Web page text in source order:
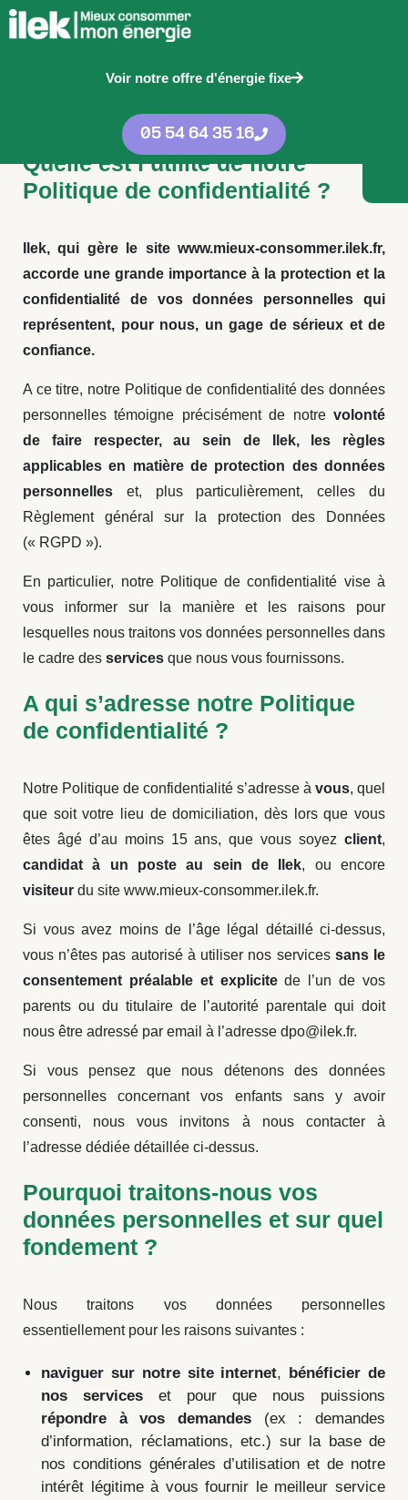
Voir notre offre d'énergie fixe
05 54 64 35 16
confidentialité
Quelle est l’utilité de notre
Politique de confidentialité ?
Ilek, qui gère le site www.mieux-consommer.ilek.fr,
accorde une grande importance à la protection et la
confidentialité de vos données personnelles qui
représentent, pour nous, un gage de sérieux et de
confiance.
A ce titre, notre Politique de confidentialité des données
personnelles témoigne précisément de notre volonté
de faire respecter, au sein de Ilek, les règles
applicables en matière de protection des données
personnelles et, plus particulièrement, celles du
Règlement général sur la protection des Données
(« RGPD »).
En particulier, notre Politique de confidentialité vise à
vous informer sur la manière et les raisons pour
lesquelles nous traitons vos données personnelles dans
le cadre des services que nous vous fournissons.
A qui s’adresse notre Politique
de confidentialité ?
Notre Politique de confidentialité s’adresse à vous, quel
que soit votre lieu de domiciliation, dès lors que vous
êtes âgé d’au moins 15 ans, que vous soyez client,
candidat à un poste au sein de Ilek, ou encore
visiteur du site www.mieux-consommer.ilek.fr.
Si vous avez moins de l’âge légal détaillé ci-dessus,
vous n’êtes pas autorisé à utiliser nos services sans le
consentement préalable et explicitede l’un de vos
parents ou du titulaire de l’autorité parentale qui doit
nous être adressé par email à l’adresse dpo@ilek.fr.
Si vous pensez que nous détenons des données
personnelles concernant vos enfants sans y avoir
consenti, nous vous invitons à nous contacter à
l’adresse dédiée détaillée ci-dessus.
Pourquoi traitons-nous vos
données personnelles et sur quel
fondement ?
Nous traitons vos données personnelles
essentiellement pour les raisons suivantes :
naviguer sur notre site internet, bénéficier de
nos services et pour que nous puissions
répondre à vos demandes (ex : demandes
d’information, réclamations, etc.) sur la base de
nos conditions générales d’utilisation et de notre
intérêt légitime à vous fournir le meilleur service